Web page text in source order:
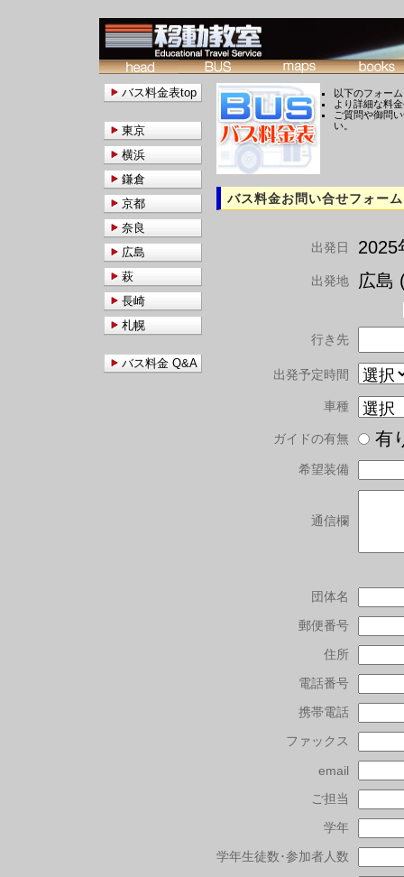
以下のフォー
より詳細な料
ご質問や御問
い。
バス料金お問い合せフォーム
出発日 2025
出発地 広島
行き先
出発予定時間
車種
ガイドの有無
希望装備
通信欄
団体名
郵便番号
住所
電話番号
携帯電話
ファックス
email
ご担当
学年
学年生徒数･参加者人数
バス料金表top
東京
横浜
鎌倉
京都
奈良
広島
萩
長崎
札幌
バス料金 Q&A